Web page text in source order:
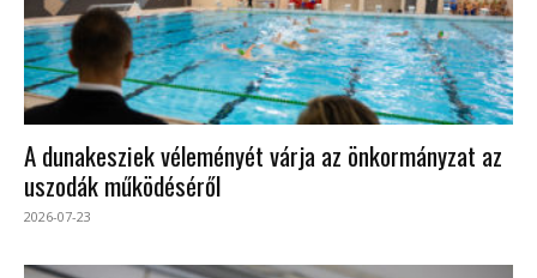
A dunakesziek véleményét várja az önkormányzat az
uszodák működéséről
2026-07-23